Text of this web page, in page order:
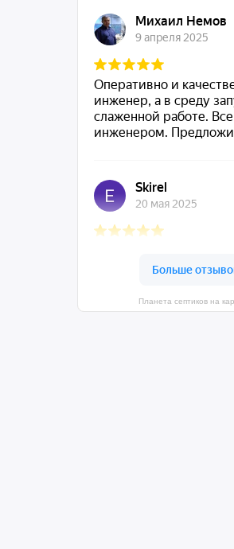
Планета септиков на